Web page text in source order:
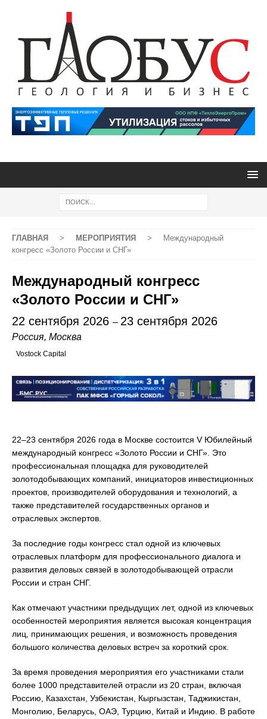
ГЛАВНАЯ > МЕРОПРИЯТИЯ >
Международный
конгресс «Золото России и СНГ»
Международный конгресс
«Золото России и СНГ»
22 сентября 2026 – 23 сентября 2026
Россия, Москва
Vostock Capital
22–23 сентября 2026 года в Москве состоится V Юбилейный
международный конгресс «Золото России и СНГ». Это
профессиональная площадка для руководителей
золотодобывающих компаний, инициаторов инвестиционных
проектов, производителей оборудования и технологий, а
также представителей государственных органов и
отраслевых экспертов.
За последние годы конгресс стал одной из ключевых
отраслевых платформ для профессионального диалога и
развития деловых связей в золотодобывающей отрасли
России и стран СНГ.
Как отмечают участники предыдущих лет, одной из ключевых
особенностей мероприятия является высокая концентрация
лиц, принимающих решения, и возможность проведения
большого количества деловых встреч за короткий срок.
За время проведения мероприятия его участниками стали
более 1000 представителей отрасли из 20 стран, включая
Россию, Казахстан, Узбекистан, Кыргызстан, Таджикистан,
Монголию, Беларусь, ОАЭ, Турцию, Китай и Индию. В работе